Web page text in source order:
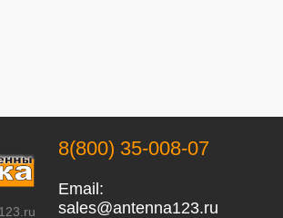
8(800) 35-008-07
Email:
sales@antenna123.ru